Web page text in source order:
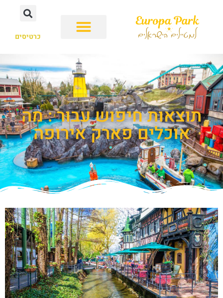
כרטיסים
תוצאות חיפוש עבור : מה
אוכלים פארק אירופה